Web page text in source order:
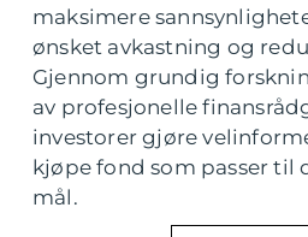
maksimere
ønsket avkastning og
Gjennom grundig
av profesjonelle
investorer gjøre
kjøpe fond som passer til
mål.